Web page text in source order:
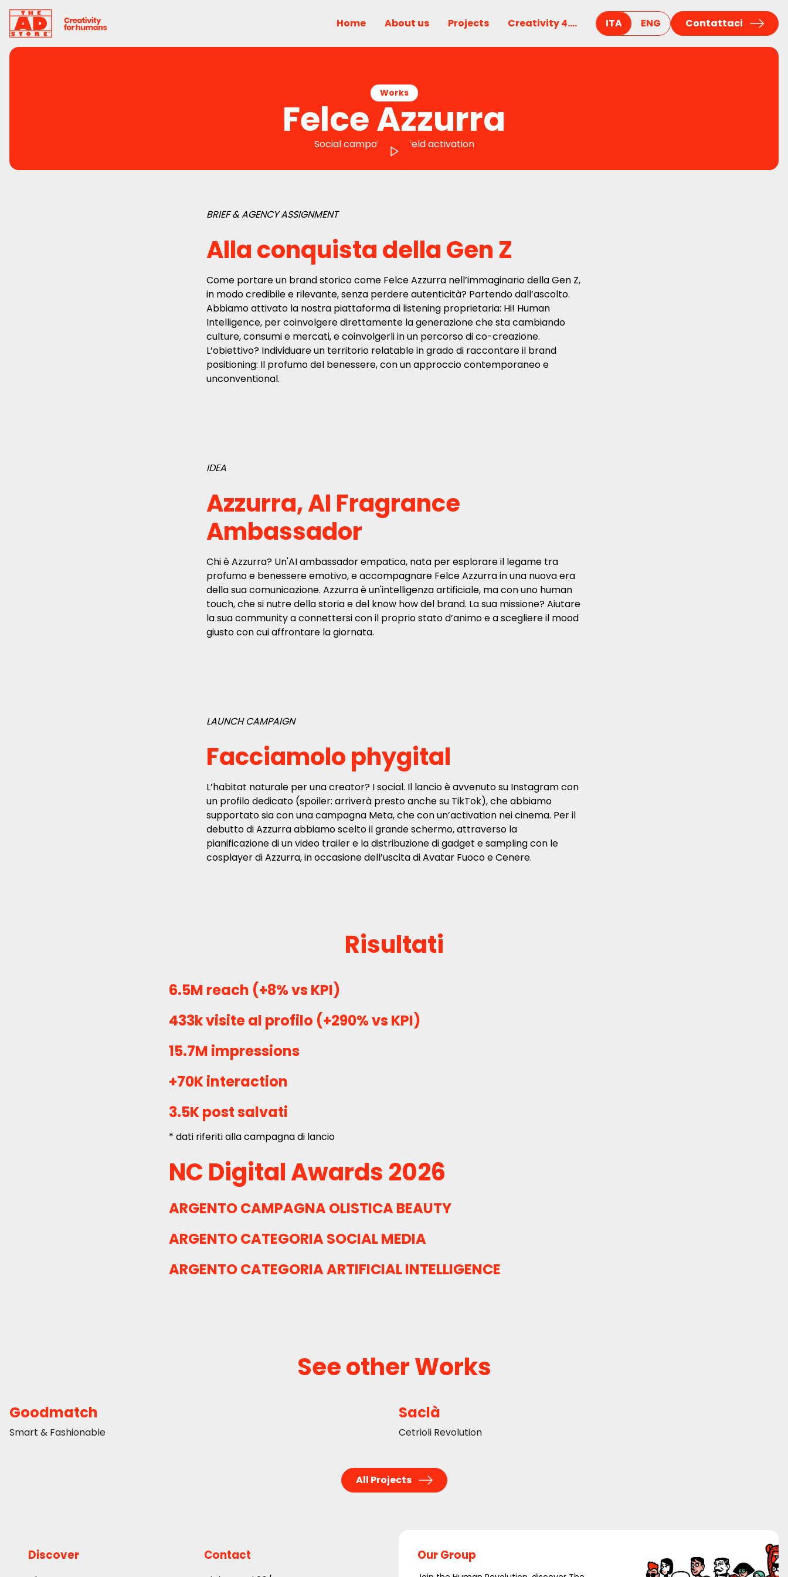
Home About us Projects Creativity 4.... ITA ENG Contattaci
Works
Felce Azzurra
Social campaign, onfield activation
BRIEF & AGENCY ASSIGNMENT
Alla conquista della Gen Z
Come portare un brand storico come Felce Azzurra nell’immaginario della Gen Z,
in modo credibile e rilevante, senza perdere autenticità? Partendo dall’ascolto.
Abbiamo attivato la nostra piattaforma di listening proprietaria: Hi! Human
Intelligence, per coinvolgere direttamente la generazione che sta cambiando
culture, consumi e mercati, e coinvolgerli in un percorso di co-creazione.
L’obiettivo? Individuare un territorio relatable in grado di raccontare il brand
positioning: Il profumo del benessere, con un approccio contemporaneo e
unconventional.
IDEA
Azzurra, AI Fragrance
Ambassador
Chi è Azzurra? Un'AI ambassador empatica, nata per esplorare il legame tra
profumo e benessere emotivo, e accompagnare Felce Azzurra in una nuova era
della sua comunicazione. Azzurra è un'intelligenza artificiale, ma con uno human
touch, che si nutre della storia e del know how del brand. La sua missione? Aiutare
la sua community a connettersi con il proprio stato d’animo e a scegliere il mood
giusto con cui affrontare la giornata.
LAUNCH CAMPAIGN
Facciamolo phygital
L’habitat naturale per una creator? I social. Il lancio è avvenuto su Instagram con
un profilo dedicato (spoiler: arriverà presto anche su TikTok), che abbiamo
supportato sia con una campagna Meta, che con un’activation nei cinema. Per il
debutto di Azzurra abbiamo scelto il grande schermo, attraverso la
pianificazione di un video trailer e la distribuzione di gadget e sampling con le
cosplayer di Azzurra, in occasione dell’uscita di Avatar Fuoco e Cenere.
Risultati
6.5M reach (+8% vs KPI)
433k visite al profilo (+290% vs KPI)
15.7M impressions
+70K interaction
3.5K post salvati
* dati riferiti alla campagna di lancio
NC Digital Awards 2026
ARGENTOCAMPAGNA OLISTICA BEAUTY
ARGENTOCATEGORIA SOCIAL MEDIA
ARGENTOCATEGORIA ARTIFICIAL INTELLIGENCE
See other Works
Goodmatch
Smart & Fashionable
Saclà
Cetrioli Revolution
All Projects
Discover Contact Our Group